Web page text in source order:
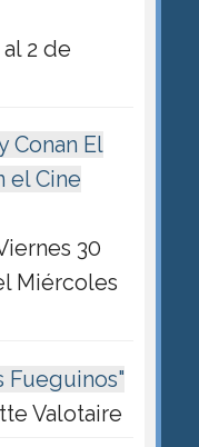
2 de
Conan El
el Cine
30
Miércoles
Fueguinos"
Valotaire